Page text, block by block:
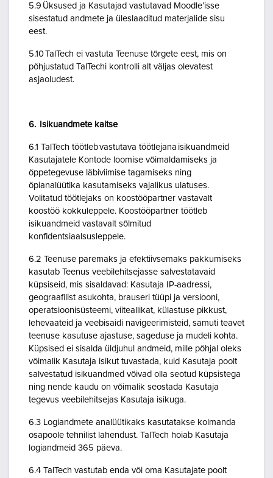
5.9 Üksused ja Kasutajad vastutavad Moodle’isse
sisestatud andmete ja üleslaaditud materjalide sisu
eest.
5.10 TalTech ei vastuta Teenuse tõrgete eest, mis on
põhjustatud TalTechi kontrolli alt väljas olevatest
asjaoludest.
6. Isikuandmete kaitse
6.1 TalTech töötleb vastutava töötlejana isikuandmeid
Kasutajatele Kontode loomise võimaldamiseks ja
õppetegevuse läbiviimise tagamiseks ning
õpianalüütika kasutamiseks vajalikus ulatuses.
Volitatud töötlejaks on koostööpartner vastavalt
koostöö kokkuleppele. Koostööpartner töötleb
isikuandmeid vastavalt sõlmitud
konfidentsiaalsusleppele.
6.2 Teenuse paremaks ja efektiivsemaks pakkumiseks
kasutab Teenus veebilehitsejasse salvestatavaid
küpsiseid, mis sisaldavad: Kasutaja IP-aadressi,
geograafilist asukohta, brauseri tüüpi ja versiooni,
operatsioonisüsteemi, viiteallikat, külastuse pikkust,
lehevaateid ja veebisaidi navigeerimisteid, samuti teavet
teenuse kasutuse ajastuse, sageduse ja mudeli kohta.
Küpsised ei sisalda üldjuhul andmeid, mille põhjal oleks
võimalik Kasutaja isikut tuvastada, kuid Kasutaja poolt
salvestatud isikuandmed võivad olla seotud küpsistega
ning nende kaudu on võimalik seostada Kasutaja
tegevus veebilehitsejas Kasutaja isikuga.
6.3 Logiandmete analüütikaks kasutatakse kolmanda
osapoole tehnilist lahendust. TalTech hoiab Kasutaja
logiandmeid 365 päeva.
6.4 TalTech vastutab enda või oma Kasutajate poolt